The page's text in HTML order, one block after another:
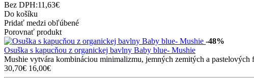
Bez DPH:11,63€
Do košíku
Pridať medzi obľúbené
Porovnať produkt
-48%
Osuška s kapucňou z organickej bavlny Baby blue- Mushie
Mushie vytvára kombináciou minimalizmu, jemných zemitých a pastelových
30,70€ 16,00€